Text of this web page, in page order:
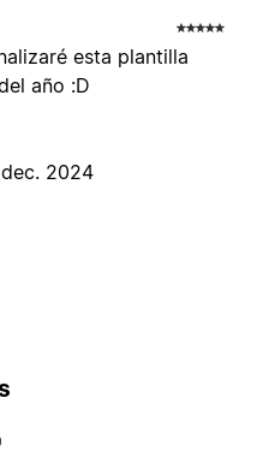
esta plantilla
año :D
2024